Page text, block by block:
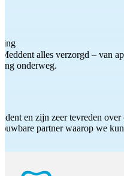
alles verzorgd – van
onderweg.
en zijn zeer tevreden
partner waarop we